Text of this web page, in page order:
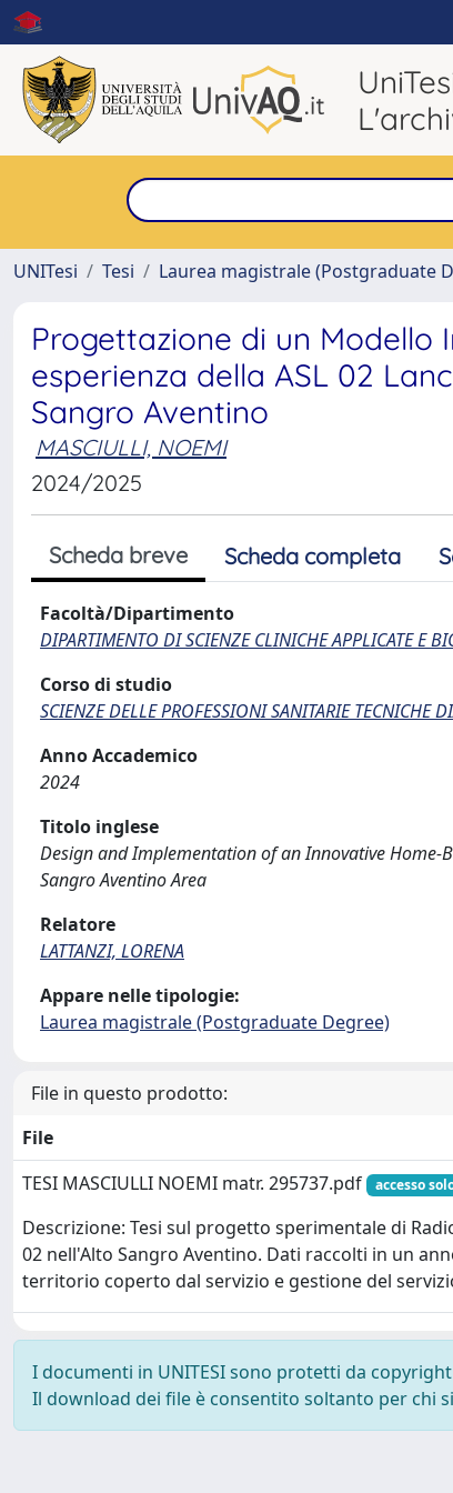
UNITesi
Tesi Laurea magistrale (Postgraduate
Progettazione di un Modello
esperienza della ASL 02
Sangro Aventino
MASCIULLI, NOEMI
2024/2025
Scheda breve Scheda completa
Facoltà/Dipartimento
DIPARTIMENTO DI SCIENZE CLINICHE APPLICATE E
Corso di studio
SCIENZE DELLE PROFESSIONI SANITARIE TECNICHE
Anno Accademico
2024
Titolo inglese
Design and Implementation of an Innovative Home-
Sangro Aventino Area
Relatore
LATTANZI, LORENA
Appare nelle tipologie:
Laurea magistrale (Postgraduate Degree)
File in questo prodotto:
File
TESI MASCIULLI NOEMI matr. 295737.pdf
accesso
Descrizione: Tesi sul progetto sperimentale di
02 nell'Alto Sangro Aventino. Dati raccolti in un
territorio coperto dal servizio e gestione del
I documenti in UNITESI sono protetti da
Il download dei file è consentito soltanto per chi